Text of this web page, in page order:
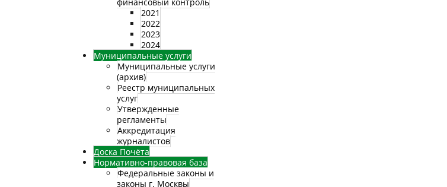
2021
2022
2023
2024
Муниципальные услуги
Муниципальные услуги
(архив)
Реестр муниципальных
услуг
Утвержденные
регламенты
Аккредитация
журналистов
Доска Почёта
Нормативно-правовая база
Федеральные законы и
законы г. Москвы